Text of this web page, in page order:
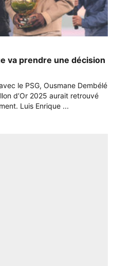
va prendre une décision
le PSG, Ousmane Dembélé
d’Or 2025 aurait retrouvé
Luis Enrique ...